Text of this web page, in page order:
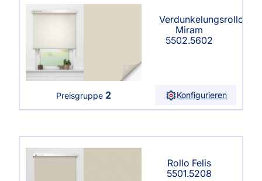
Verdunkelungsrollo
Miram
5502.5602
Preisgruppe 2 Konfigurieren
Rollo Felis
5501.5208